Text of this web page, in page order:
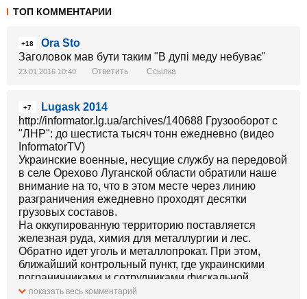
ТОП КОММЕНТАРИИ
+18
Ora Sto
Заголовок мав бути таким "В дупі меду небуває"
23.01.2016 10:40 Ответить Ссылка
+7
Lugask 2014
http://informator.lg.ua/archives/140688 Грузооборот с
"ЛНР": до шестиста тысяч тонн ежедневно (видео
InformatorTV)
Украинские военные, несущие службу на передовой
в селе Орехово Луганской области обратили наше
внимание на то, что в этом месте через линию
разграничения ежедневно проходят десятки
грузовых составов.
На оккупированную территорию поставляется
железная руда, химия для металлургии и лес.
Обратно идет уголь и металлопрокат. При этом,
ближайший контрольный пункт, где украинскими
пограничниками и сотрудниками фискальной
службы проводится проверка принимаемых грузов,
показать весь комментарий